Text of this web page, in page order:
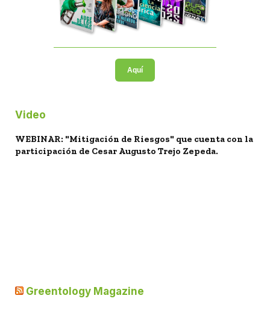
Aquí
Video
WEBINAR: "Mitigación de Riesgos" que cuenta con la
participación de Cesar Augusto Trejo Zepeda.
Greentology Magazine